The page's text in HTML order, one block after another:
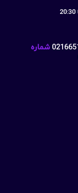
شماره